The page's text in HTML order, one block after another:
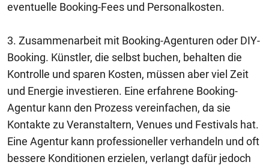
eventuelle Booking-Fees und Personalkosten.
3. Zusammenarbeit mit Booking-Agenturen oder DIY-
Booking. Künstler, die selbst buchen, behalten die
Kontrolle und sparen Kosten, müssen aber viel Zeit
und Energie investieren. Eine erfahrene Booking-
Agentur kann den Prozess vereinfachen, da sie
Kontakte zu Veranstaltern, Venues und Festivals hat.
Eine Agentur kann professioneller verhandeln und oft
bessere Konditionen erzielen, verlangt dafür jedoch